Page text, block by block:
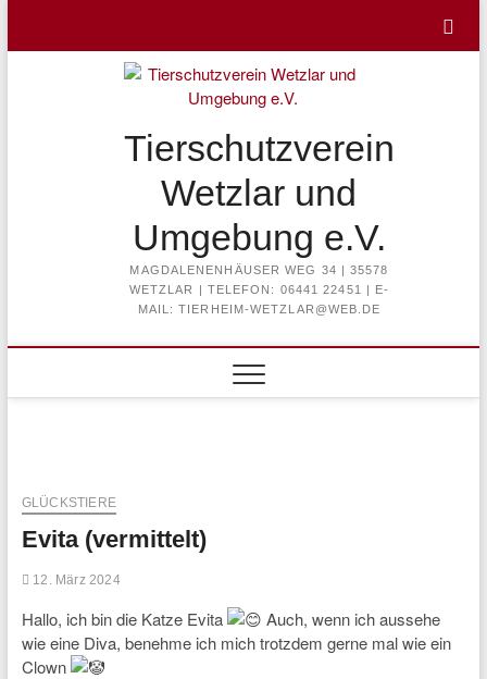
content
Tierschutzverein
Wetzlar und
Umgebung e.V.
MAGDALENENHÄUSER WEG 34 | 35578
WETZLAR | TELEFON: 06441 22451 | E-
MAIL: TIERHEIM-WETZLAR@WEB.DE
GLÜCKSTIERE
Evita (vermittelt)
12. März 2024
Hallo, ich bin die Katze Evita
Auch, wenn ich aussehe
wie eine Diva, benehme ich mich trotzdem gerne mal wie ein
Clown